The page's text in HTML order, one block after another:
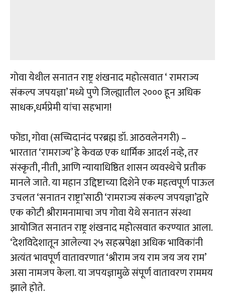
गोवा येथील सनातन राष्ट्र शंखनाद महोत्सवात ‘ रामराज्य
संकल्प जपयज्ञा’ मध्ये पुणे जिल्ह्यातील २००० हून अधिक
साधक,धर्मप्रेमी यांचा सहभाग!
फोंडा, गोवा (सच्चिदानंद परब्रह्म डॉ. आठवलेनगरी) –
भारतात ‘रामराज्य’ हे केवळ एक धार्मिक आदर्श नव्हे, तर
संस्कृती, नीती, आणि न्यायाधिष्ठित शासन व्यवस्थेचे प्रतीक
मानले जाते. या महान उद्दिष्टाच्या दिशेने एक महत्वपूर्ण पाऊल
उचलत ‘सनातन राष्ट्रा’साठी ‘रामराज्य संकल्प जपयज्ञा’द्वारे
एक कोटी श्रीरामनामाचा जप गोवा येथे सनातन संस्था
आयोजित सनातन राष्ट्र शंखनाद महोत्सवात करण्यात आला.
‘देशविदेशातून आलेल्या २५ सहस्रपेक्षा अधिक भाविकांनी
अत्यंत भावपूर्ण वातावरणात ‘श्रीराम जय राम जय जय राम’
असा नामजप केला. या जपयज्ञामुळे संपूर्ण वातावरण राममय
झाले होते.